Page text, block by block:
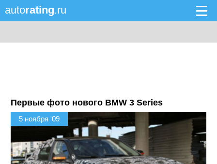
autorating.ru
Первые фото нового BMW 3 Series
5 ноября '09